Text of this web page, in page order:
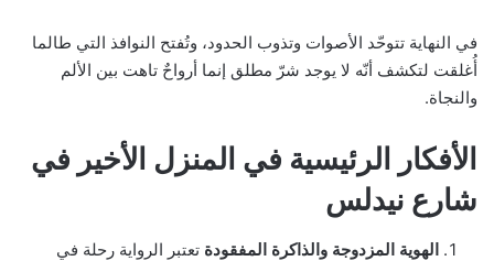
في النهاية تتوحّد الأصوات وتذوب الحدود، وتُفتح النوافذ التي طالما
أُغلقت لتكشف أنّه لا يوجد شرّ مطلق إنما أرواحٌ تاهت بين الألم
والنجاة.
الأفكار الرئيسية في المنزل الأخير في
شارع نيدلس
الهوية المزدوجة والذاكرة المفقودة تعتبر الرواية رحلة في